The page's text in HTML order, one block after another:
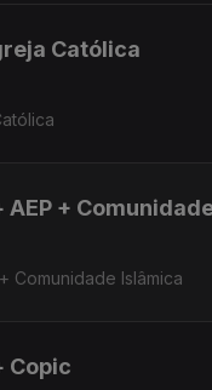
Católica
+
Comunidade Islâmica
Copic